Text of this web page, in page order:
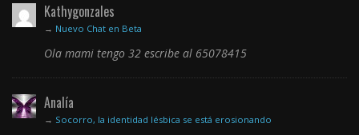
Kathygonzales
→ Nuevo Chat en Beta
Ola mami tengo 32 escribe al 65078415
Analía
→ Socorro, la identidad lésbica se está erosionando